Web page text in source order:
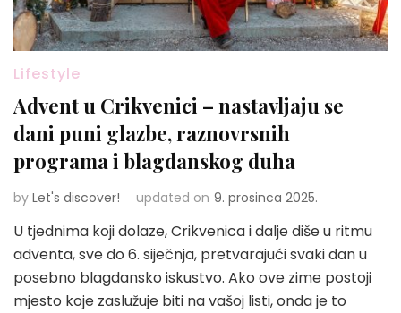
Lifestyle
Advent u Crikvenici – nastavljaju se
dani puni glazbe, raznovrsnih
programa i blagdanskog duha
by Let's discover! updated on 9. prosinca 2025.
U tjednima koji dolaze, Crikvenica i dalje diše u ritmu
adventa, sve do 6. siječnja, pretvarajući svaki dan u
posebno blagdansko iskustvo. Ako ove zime postoji
mjesto koje zaslužuje biti na vašoj listi, onda je to